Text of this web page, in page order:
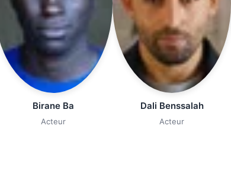
Birane Ba
Acteur
Dali Benssalah
Acteur